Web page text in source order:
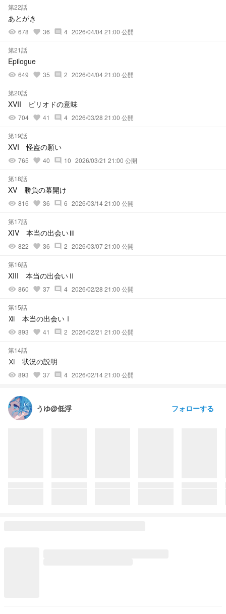
第22話
あとがき
visibility 678 favorite 36 comment 4 2026/04/04 21:00 公開
第21話
Epilogue
visibility 649 favorite 35 comment 2 2026/04/04 21:00 公開
第20話
XVII ピリオドの意味
visibility 704 favorite 41 comment 4 2026/03/28 21:00 公開
第19話
XVI 怪盗の願い
visibility 765 favorite 40 comment 10 2026/03/21 21:00 公開
第18話
XV 勝負の幕開け
visibility 816 favorite 36 comment 6 2026/03/14 21:00 公開
第17話
XIV 本当の出会いⅢ
visibility 822 favorite 36 comment 2 2026/03/07 21:00 公開
第16話
XIII 本当の出会いⅡ
visibility 860 favorite 37 comment 4 2026/02/28 21:00 公開
第15話
Ⅻ 本当の出会いⅠ
visibility 893 favorite 41 comment 2 2026/02/21 21:00 公開
第14話
Ⅺ 状況の説明
visibility 893 favorite 37 comment 4 2026/02/14 21:00 公開
うゆ@低浮 フォローする